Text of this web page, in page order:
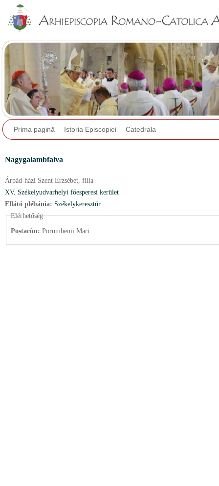
Prima pagină Istoria Episcopiei Catedrala
Nagygalambfalva
Árpád-házi Szent Erzsébet, filia
XV. Székelyudvarhelyi főesperesi kerület
Ellátó plébánia: Székelykeresztúr
Elérhetőség
Postacím: Porumbenii Mari